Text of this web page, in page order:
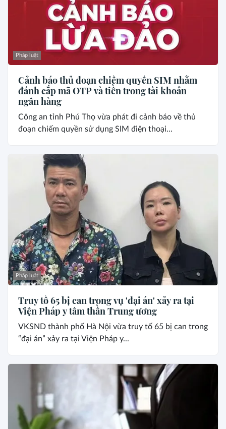
Pháp luật
Cảnh báo thủ đoạn chiếm quyền SIM nhằm
đánh cắp mã OTP và tiền trong tài khoản
ngân hàng
Công an tỉnh Phú Thọ vừa phát đi cảnh báo về thủ
đoạn chiếm quyền sử dụng SIM điện thoại...
Pháp luật
Truy tố 65 bị can trong vụ 'đại án' xảy ra tại
Viện Pháp y tâm thần Trung ương
VKSND thành phố Hà Nội vừa truy tố 65 bị can trong
“đại án” xảy ra tại Viện Pháp y...